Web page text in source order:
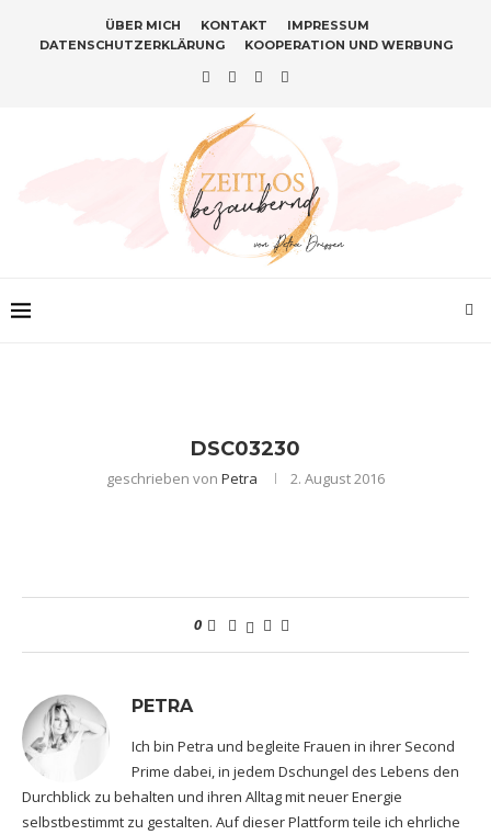
ÜBER MICH KONTAKT
IMPRESSUM
DATENSCHUTZERKLÄRUNG
KOOPERATION UND WERBUNG
DSC03230
geschrieben von Petra 2. August 2016
0
PETRA
Ich bin Petra und begleite Frauen in ihrer Second
Prime dabei, in jedem Dschungel des Lebens den
Durchblick zu behalten und ihren Alltag mit neuer Energie
selbstbestimmt zu gestalten. Auf dieser Plattform teile ich ehrliche